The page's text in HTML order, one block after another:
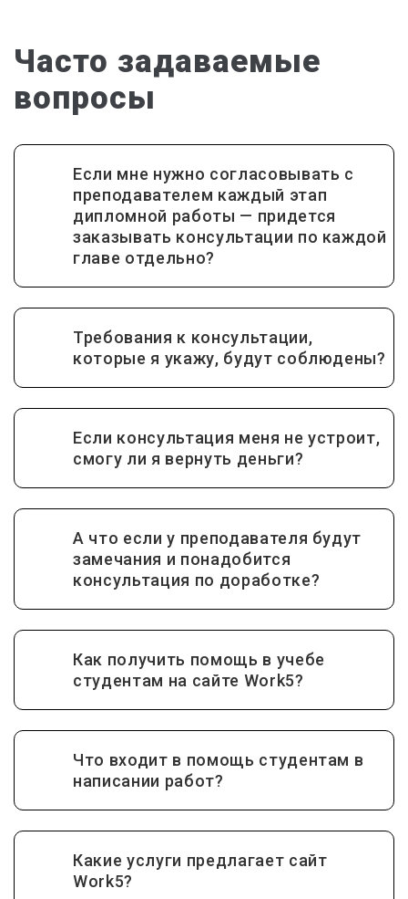
Часто задаваемые
вопросы
Если мне нужно согласовывать с
преподавателем каждый этап
дипломной работы — придется
заказывать консультации по каждой
главе отдельно?
Требования к консультации,
которые я укажу, будут соблюдены?
Если консультация меня не устроит,
смогу ли я вернуть деньги?
А что если у преподавателя будут
замечания и понадобится
консультация по доработке?
Как получить помощь в учебе
студентам на сайте Work5?
Что входит в помощь студентам в
написании работ?
Какие услуги предлагает сайт
Work5?